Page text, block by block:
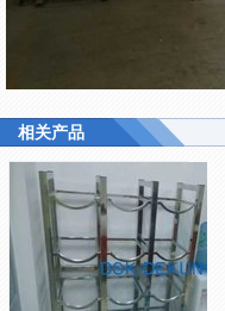
相关产品